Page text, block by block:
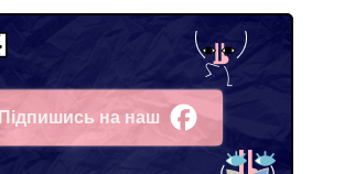
Підпишись на наш
Facebook